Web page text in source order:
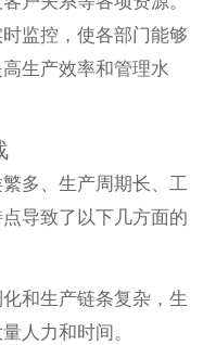
监控，使各部门能够
生产效率和管理水
多、生产周期长、工
导致了以下几方面的
和生产链条复杂，生
人力和时间。